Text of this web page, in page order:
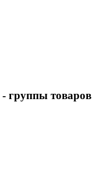
- группы товаров